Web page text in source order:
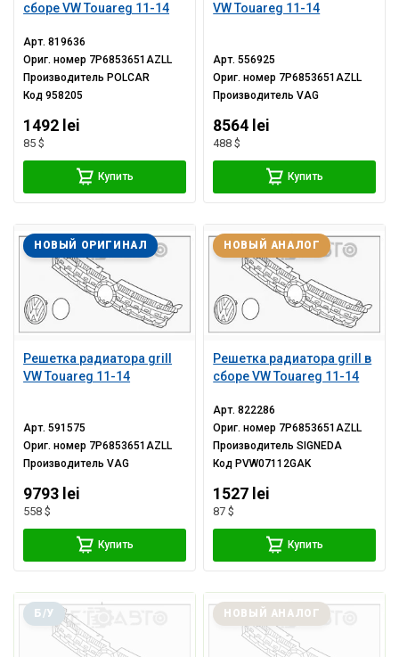
сборе VW Touareg 11-14
Арт.819636
Ориг. номер 7P6853651AZLL
Производитель POLCAR
Код958205
1492 lei
85 $
Купить
VW Touareg 11-14
Арт.556925
Ориг. номер 7P6853651AZLL
ПроизводительVAG
8564 lei
488 $
Купить
Решетка радиатора grill
VW Touareg 11-14
НОВЫЙ ОРИГИНАЛ
Арт.591575
Ориг. номер 7P6853651AZLL
ПроизводительVAG
9793 lei
558 $
Купить
Решетка радиатора grill в
сборе VW Touareg 11-14
НОВЫЙ АНАЛОГ
Арт.822286
Ориг. номер 7P6853651AZLL
ПроизводительSIGNEDA
Код PVW07112GAK
1527 lei
87 $
Купить
Б/У НОВЫЙ АНАЛОГ